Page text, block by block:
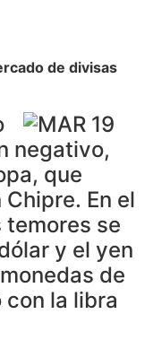
de divisas
negativo,
que
En el
se
y el yen
de
la libra